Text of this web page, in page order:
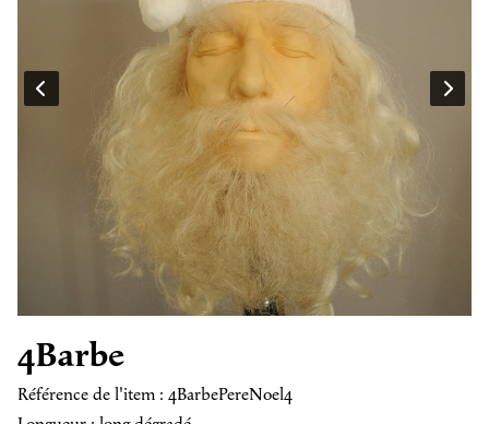
4Barbe
Référence de l'item : 4BarbePereNoel4